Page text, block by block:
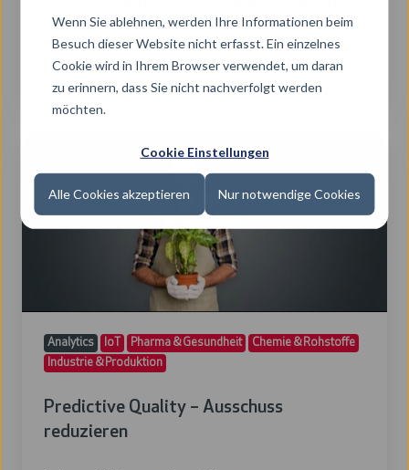
Wenn Sie ablehnen, werden Ihre Informationen beim
Besuch dieser Website nicht erfasst. Ein einzelnes
Cookie wird in Ihrem Browser verwendet, um daran
zu erinnern, dass Sie nicht nachverfolgt werden
möchten.
Cookie Einstellungen
Alle Cookies akzeptieren Nur notwendige Cookies
mit Video und KI
Februar 2024 mehr erfahren
Ausschuss
Analytics IoT Pharma & Gesundheit
Chemie & Rohstoffe
Industrie & Produktion
Predictive Quality – Ausschuss
reduzieren